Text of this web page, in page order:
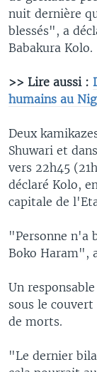
nuit dernière
blessés", a
Babakura Kolo.
>> Lire aussi :
humains au
Deux
Shuwari et
vers 22h45
déclaré Kolo,
capitale de
"Personne n'a
Boko Haram",
Un
sous le
de morts.
"Le dernier